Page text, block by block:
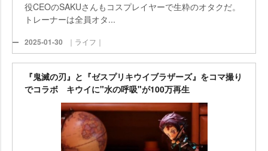
役CEOのSAKUさんもコスプレイヤーで生粋のオタクだ。
トレーナーは全員オタ...
2025-01-30 ｜ライフ｜
『鬼滅の刃』と『ゼスプリキウイブラザーズ』をコマ撮り
でコラボ キウイに"水の呼吸"が100万再生